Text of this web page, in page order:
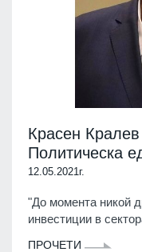
Красен
Политическа
12.05.2021г.
"До момента никой
инвестиции в
ПРОЧЕТИ